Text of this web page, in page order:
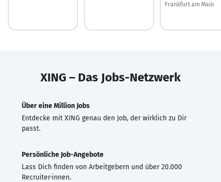
Frankfurt am Main
XING – Das Jobs-Netzwerk
Über eine Million Jobs
Entdecke mit XING genau den Job, der wirklich zu Dir
passt.
Persönliche Job-Angebote
Lass Dich finden von Arbeitgebern und über 20.000
Recruiter·innen.